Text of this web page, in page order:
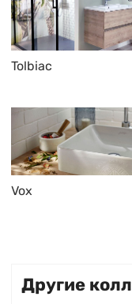
Tolbiac
Vox
Другие